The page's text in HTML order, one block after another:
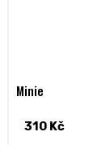
Minie
310 Kč